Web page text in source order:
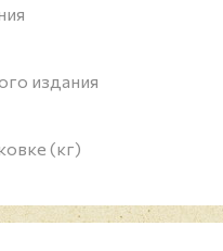
издания
(кг)